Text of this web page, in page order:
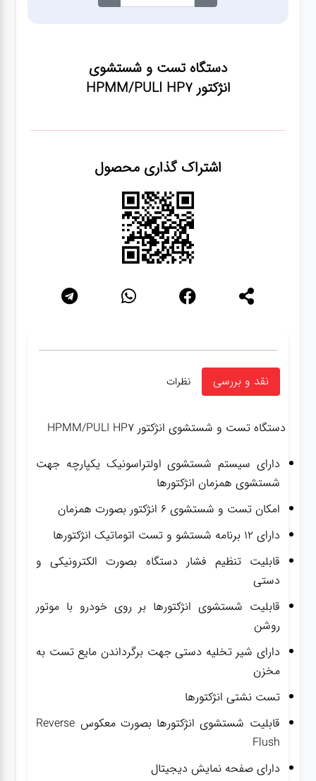
دستگاه تست و شستشوی
انژکتور HPMM/PULI HP7
اشتراک گذاری محصول
نقد و بررسی نظرات
دستگاه تست و شستشوی انژکتور HPMM/PULI HP7
دارای سیستم شستشوی اولتراسونیک یکپارچه جهت
شستشوی همزمان انژکتورها
امکان تست و شستشوی ۶ انژکتور بصورت همزمان
دارای ۱۲ برنامه شستشو و تست اتوماتیک انژکتورها
قابلیت تنظیم فشار دستگاه بصورت الکترونیکی و
دستی
قابلیت شستشوی انژکتورها بر روی خودرو با موتور
روشن
دارای شیر تخلیه دستی جهت برگرداندن مایع تست به
مخزن
تست نشتی انژکتورها
قابلیت شستشوی انژکتورها بصورت معکوس Reverse
Flush
دارای صفحه نمایش دیجیتال